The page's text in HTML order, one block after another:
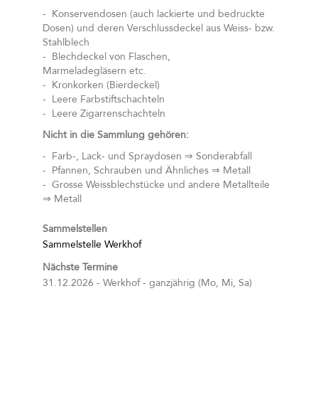
- Konservendosen (auch lackierte und bedruckte
Dosen) und deren Verschlussdeckel aus Weiss- bzw.
Stahlblech
- Blechdeckel von Flaschen,
Marmeladegläsern etc.
- Kronkorken (Bierdeckel)
- Leere Farbstiftschachteln
- Leere Zigarrenschachteln
Nicht in die Sammlung gehören:
- Farb-, Lack- und Spraydosen ⇒ Sonderabfall
- Pfannen, Schrauben und Ähnliches ⇒ Metall
- Grosse Weissblechstücke und andere Metallteile
⇒ Metall
Sammelstellen
Sammelstelle Werkhof
Nächste Termine
31.12.2026 - Werkhof - ganzjährig (Mo, Mi, Sa)